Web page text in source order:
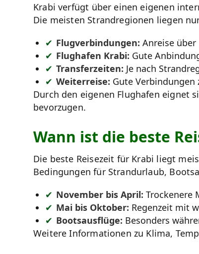
Krabi verfügt über einen eigenen
Die meisten Strandregionen liegen
Flugverbindungen: Anreise
Flughafen Krabi: Gute
Transferzeiten: Je nach
Weiterreise: Gute Verbindungen
Durch den eigenen Flughafen eignet
bevorzugen.
Wann ist die beste
Die beste Reisezeit für Krabi liegt
Bedingungen für Strandurlaub,
November bis April: Trockenere
Mai bis Oktober: Regenzeit mit
Bootsausflüge: Besonders
Weitere Informationen zu Klima,